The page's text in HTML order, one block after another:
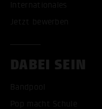
Internationales
Jetzt bewerben
DABEI SEIN
Bandpool
Pop macht Schule